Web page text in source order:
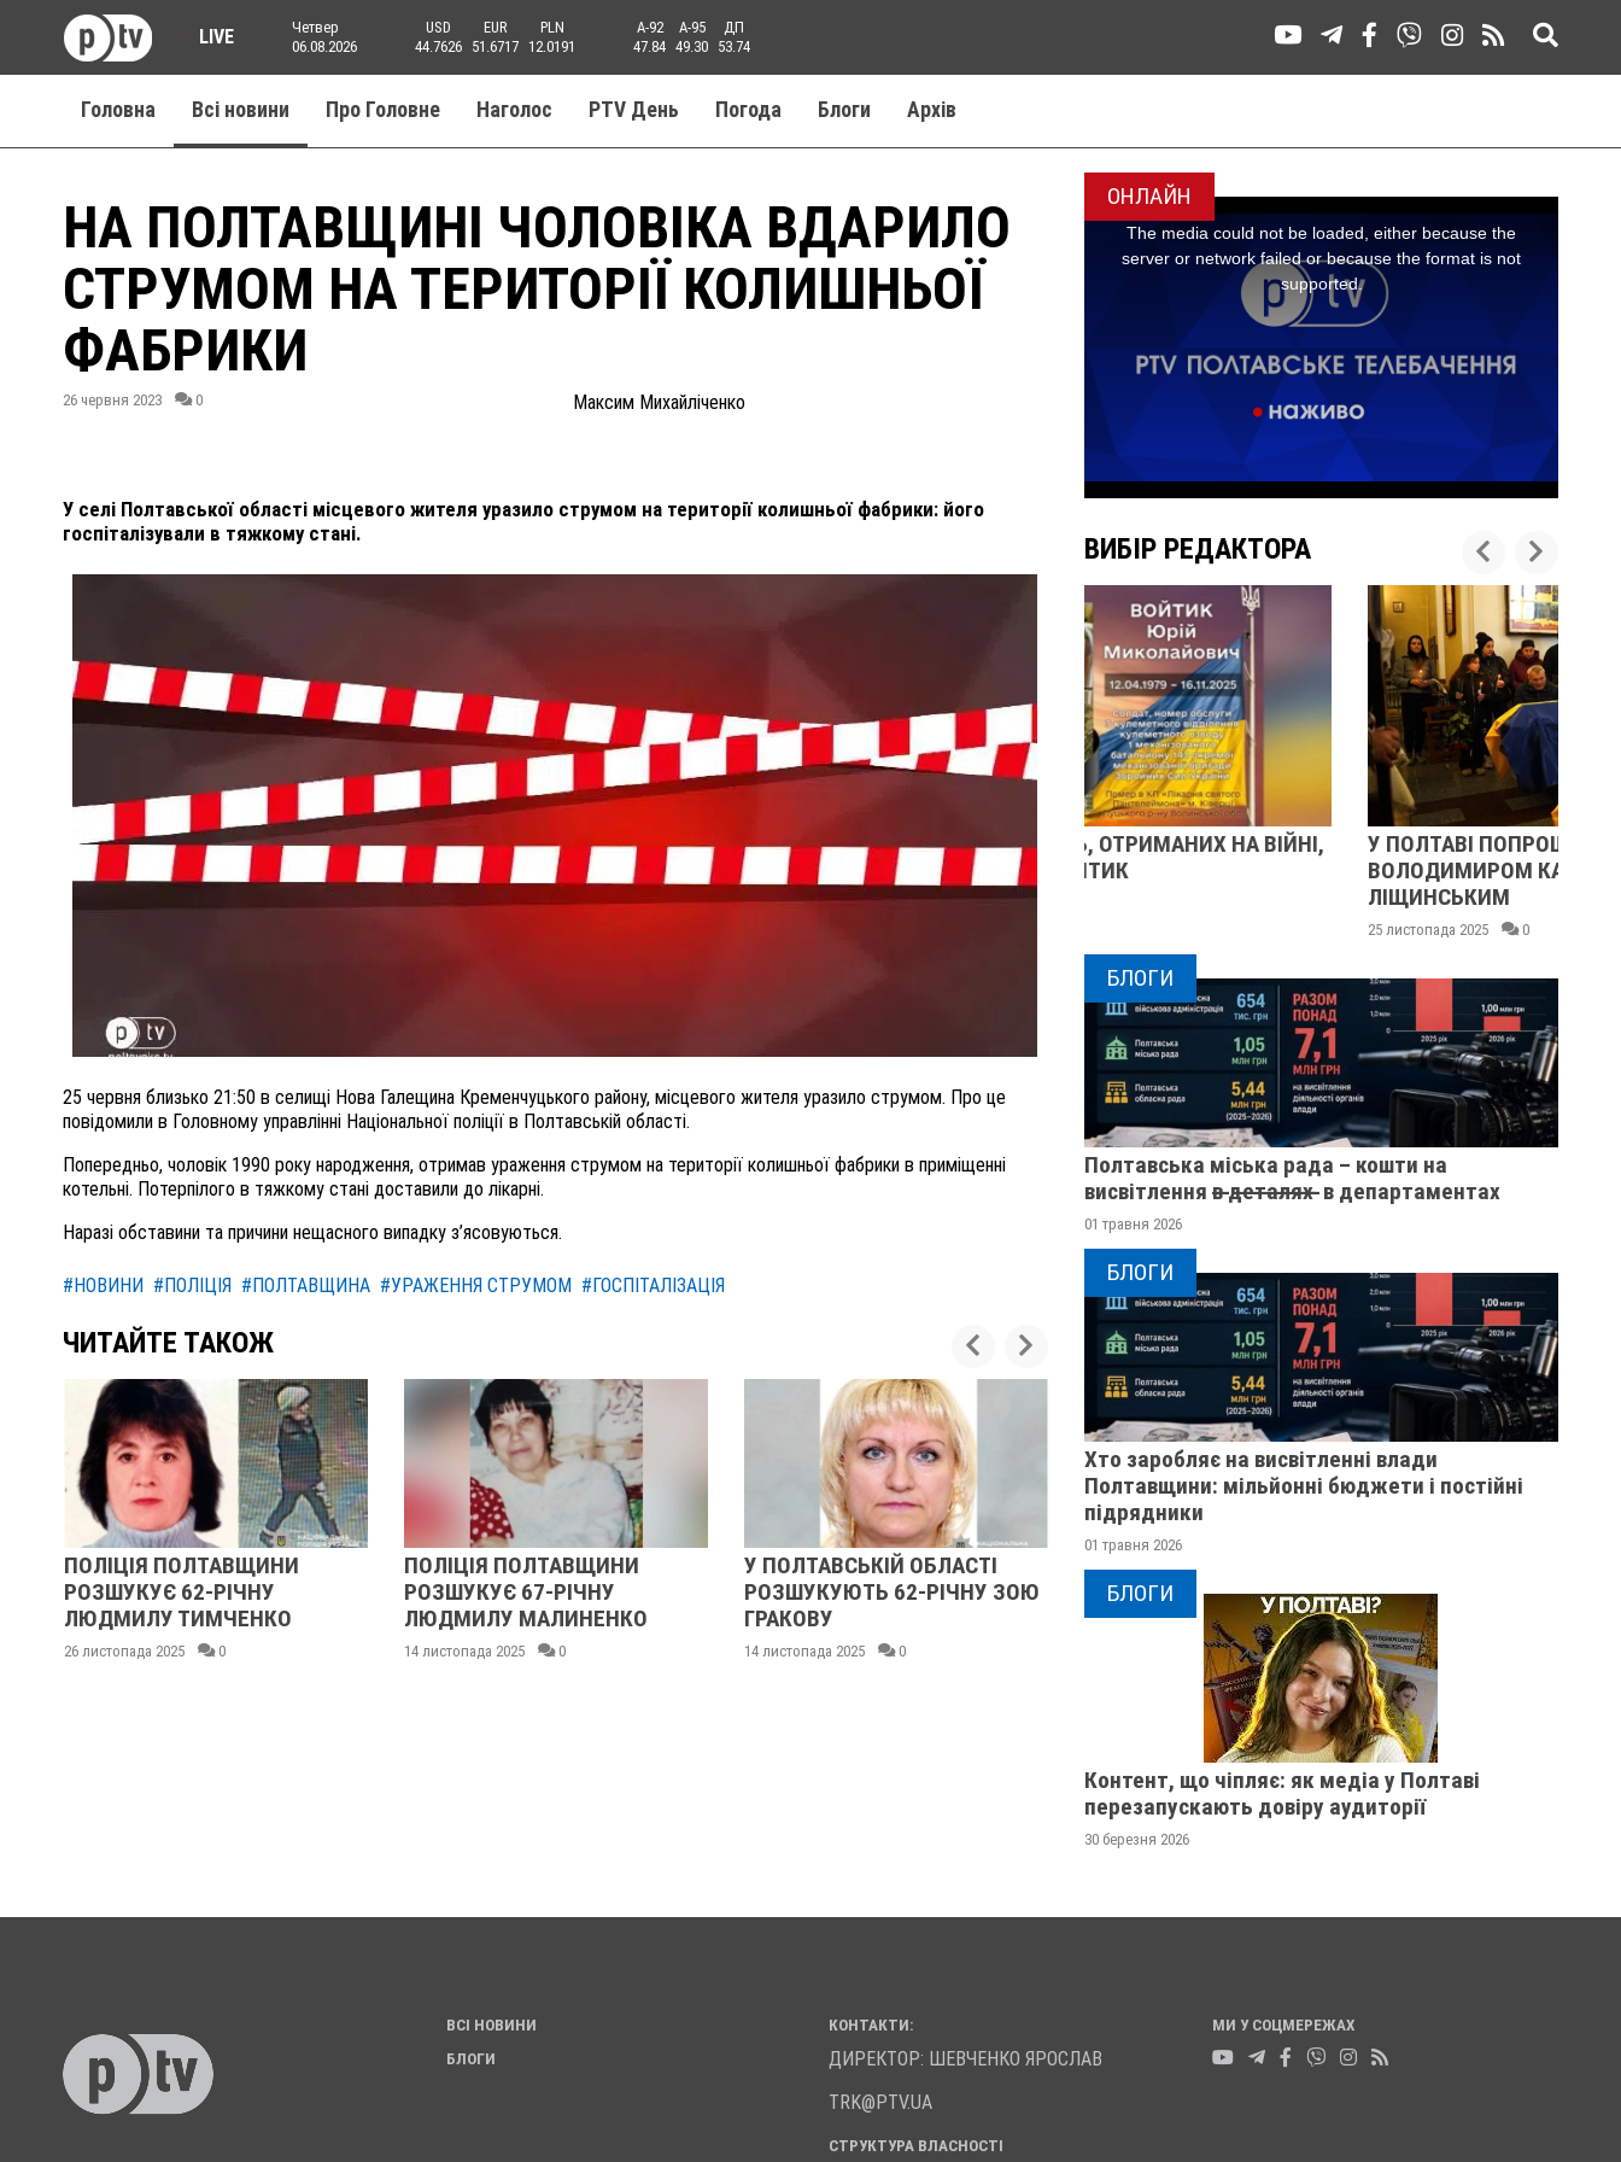
LIVE
Четвер
06.08.2026
USD
44.7626
EUR
51.6717
PLN
12.0191
A-92
47.84
A-95
49.30
ДП
53.74
Головна Всі новини Про Головне Наголос PTV День Погода Блоги Aрхів
НА ПОЛТАВЩИНІ ЧОЛОВІКА ВДАРИЛО
СТРУМОМ НА ТЕРИТОРІЇ КОЛИШНЬОЇ
ФАБРИКИ
26 червня 2023 0 Максим Михайліченко
У селі Полтавської області місцевого жителя уразило струмом на території колишньої фабрики: його
госпіталізували в тяжкому стані.
25 червня близько 21:50 в селищі Нова Галещина Кременчуцького району, місцевого жителя уразило струмом. Про це
повідомили в Головному управлінні Національної поліції в Полтавській області.
Попередньо, чоловік 1990 року народження, отримав ураження струмом на території колишньої фабрики в приміщенні
котельні. Потерпілого в тяжкому стані доставили до лікарні.
Наразі обставини та причини нещасного випадку з’ясовуються.
#НОВИНИ #ПОЛІЦІЯ #ПОЛТАВЩИНА #УРАЖЕННЯ СТРУМОМ #ГОСПІТАЛІЗАЦІЯ
ЧИТАЙТЕ ТАКОЖ
ПОЛІЦІЯ ПОЛТАВЩИНИ
РОЗШУКУЄ 62-РІЧНУ
ЛЮДМИЛУ ТИМЧЕНКО
26 листопада 2025 0
ПОЛІЦІЯ ПОЛТАВЩИНИ
РОЗШУКУЄ 67-РІЧНУ
ЛЮДМИЛУ МАЛИНЕНКО
14 листопада 2025 0
У ПОЛТАВСЬКІЙ ОБЛАСТІ
РОЗШУКУЮТЬ 62-РІЧНУ ЗОЮ
ГРАКОВУ
14 листопада 2025 0
У ПОЛТАВСЬКІЙ ОБЛАСТІ
РОЗШУКУЮТЬ 82-РІЧНУ
ГАННУ МЕРКОТАН
13 листопада 2025 0
РОЗШУКУЄ 69-
МИХАЙЛА УДОДА
12 листопада 2025
ОНЛАЙН
ВИБІР РЕДАКТОРА
ПОЛІЦІЯ ПОЛТАВЩИНИ РОЗШУКУЄ 62-РІЧНУ
ЛЮДМИЛУ ТИМЧЕНКО
ВНАСЛІДОК ПОРАНЕНЬ, ОТРИМАНИХ НА ВІЙНІ,
ПОМЕР ВОЇН ЮРІЙ ВОЙТИК
25 листопада 2025 0
У ПОЛТАВІ ПОПРОЩАЛИСЯ ІЗ ВІЙСЬКОВИМИ
ВОЛОДИМИРОМ КАРЕНГІНИМ ТА ОЛЕГОМ
БЛОГИ
Полтавська міська рада – кошти на
висвітлення в̶ ̶д̶е̶т̶а̶л̶я̶х̶ ̶ в департаментах
01 травня 2026
БЛОГИ
Хто заробляє на висвітленні влади
Полтавщини: мільйонні бюджети і постійні
підрядники
01 травня 2026
БЛОГИ
Контент, що чіпляє: як медіа у Полтаві
перезапускають довіру аудиторії
30 березня 2026
ВСІ НОВИНИ
БЛОГИ
КОНТАКТИ:
ДИРЕКТОР: ШЕВЧЕНКО ЯРОСЛАВ
TRK@PTV.UA
СТРУКТУРА ВЛАСНОСТІ
МИ У СОЦМЕРЕЖАХ